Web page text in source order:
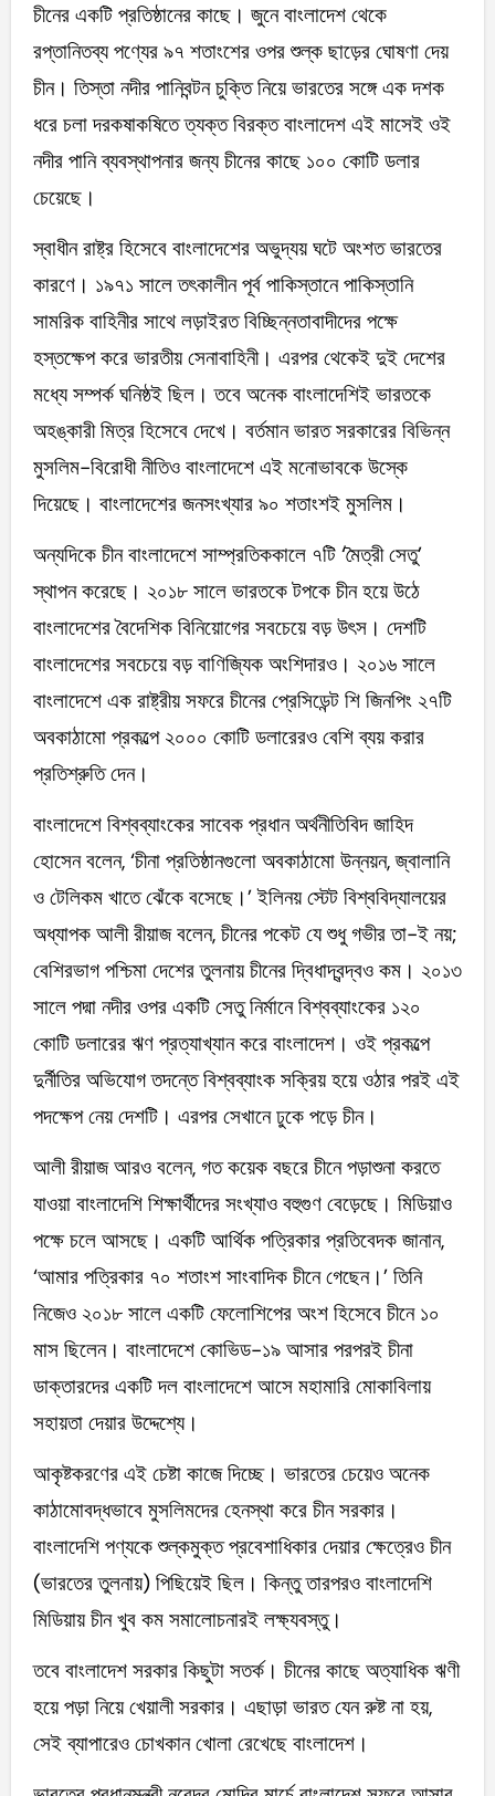
চীনের একটি প্রতিষ্ঠানের কাছে। জুনে বাংলাদেশ থেকে
রপ্তানিতব্য পণ্যের ৯৭ শতাংশের ওপর শুল্ক ছাড়ের ঘোষণা দেয়
চীন। তিস্তা নদীর পানিবন্টন চুক্তি নিয়ে ভারতের সঙ্গে এক দশক
ধরে চলা দরকষাকষিতে ত্যক্ত বিরক্ত বাংলাদেশ এই মাসেই ওই
নদীর পানি ব্যবস্থাপনার জন্য চীনের কাছে ১০০ কোটি ডলার
চেয়েছে।
স্বাধীন রাষ্ট্র হিসেবে বাংলাদেশের অভুদ্যয় ঘটে অংশত ভারতের
কারণে। ১৯৭১ সালে তৎকালীন পূর্ব পাকিস্তানে পাকিস্তানি
সামরিক বাহিনীর সাথে লড়াইরত বিচ্ছিন্নতাবাদীদের পক্ষে
হস্তক্ষেপ করে ভারতীয় সেনাবাহিনী। এরপর থেকেই দুই দেশের
মধ্যে সম্পর্ক ঘনিষ্ঠই ছিল। তবে অনেক বাংলাদেশিই ভারতকে
অহঙ্কারী মিত্র হিসেবে দেখে। বর্তমান ভারত সরকারের বিভিন্ন
মুসলিম-বিরোধী নীতিও বাংলাদেশে এই মনোভাবকে উস্কে
দিয়েছে। বাংলাদেশের জনসংখ্যার ৯০ শতাংশই মুসলিম।
অন্যদিকে চীন বাংলাদেশে সাম্প্রতিককালে ৭টি ‘মৈত্রী সেতু’
স্থাপন করেছে। ২০১৮ সালে ভারতকে টপকে চীন হয়ে উঠে
বাংলাদেশের বৈদেশিক বিনিয়োগের সবচেয়ে বড় উৎস। দেশটি
বাংলাদেশের সবচেয়ে বড় বাণিজ্যিক অংশিদারও। ২০১৬ সালে
বাংলাদেশে এক রাষ্ট্রীয় সফরে চীনের প্রেসিডেন্ট শি জিনপিং ২৭টি
অবকাঠামো প্রকল্পে ২০০০ কোটি ডলারেরও বেশি ব্যয় করার
প্রতিশ্রুতি দেন।
বাংলাদেশে বিশ্বব্যাংকের সাবেক প্রধান অর্থনীতিবিদ জাহিদ
হোসেন বলেন, ‘চীনা প্রতিষ্ঠানগুলো অবকাঠামো উন্নয়ন, জ্বালানি
ও টেলিকম খাতে ঝেঁকে বসেছে।’ ইলিনয় স্টেট বিশ্ববিদ্যালয়ের
অধ্যাপক আলী রীয়াজ বলেন, চীনের পকেট যে শুধু গভীর তা-ই নয়;
বেশিরভাগ পশ্চিমা দেশের তুলনায় চীনের দ্বিধাদ্বন্দ্বও কম। ২০১৩
সালে পদ্মা নদীর ওপর একটি সেতু নির্মানে বিশ্বব্যাংকের ১২০
কোটি ডলারের ঋণ প্রত্যাখ্যান করে বাংলাদেশ। ওই প্রকল্পে
দুর্নীতির অভিযোগ তদন্তে বিশ্বব্যাংক সক্রিয় হয়ে ওঠার পরই এই
পদক্ষেপ নেয় দেশটি। এরপর সেখানে ঢুকে পড়ে চীন।
আলী রীয়াজ আরও বলেন, গত কয়েক বছরে চীনে পড়াশুনা করতে
যাওয়া বাংলাদেশি শিক্ষার্থীদের সংখ্যাও বহুগুণ বেড়েছে। মিডিয়াও
পক্ষে চলে আসছে। একটি আর্থিক পত্রিকার প্রতিবেদক জানান,
‘আমার পত্রিকার ৭০ শতাংশ সাংবাদিক চীনে গেছেন।’ তিনি
নিজেও ২০১৮ সালে একটি ফেলোশিপের অংশ হিসেবে চীনে ১০
মাস ছিলেন। বাংলাদেশে কোভিড-১৯ আসার পরপরই চীনা
ডাক্তারদের একটি দল বাংলাদেশে আসে মহামারি মোকাবিলায়
সহায়তা দেয়ার উদ্দেশ্যে।
আকৃষ্টকরণের এই চেষ্টা কাজে দিচ্ছে। ভারতের চেয়েও অনেক
কাঠামোবদ্ধভাবে মুসলিমদের হেনস্থা করে চীন সরকার।
বাংলাদেশি পণ্যকে শুল্কমুক্ত প্রবেশাধিকার দেয়ার ক্ষেত্রেও চীন
(ভারতের তুলনায়) পিছিয়েই ছিল। কিন্তু তারপরও বাংলাদেশি
মিডিয়ায় চীন খুব কম সমালোচনারই লক্ষ্যবস্তু।
তবে বাংলাদেশ সরকার কিছুটা সতর্ক। চীনের কাছে অত্যাধিক ঋণী
হয়ে পড়া নিয়ে খেয়ালী সরকার। এছাড়া ভারত যেন রুষ্ট না হয়,
সেই ব্যাপারেও চোখকান খোলা রেখেছে বাংলাদেশ।